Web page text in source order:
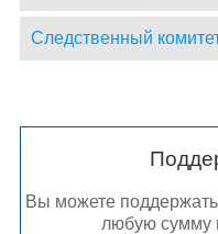
Следственный
Вы можете
любую сумму